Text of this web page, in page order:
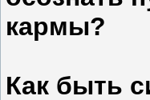
кармы?
Как быть